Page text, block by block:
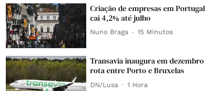
Criação de empresas em Portugal
cai 4,2% até julho
Nuno Braga 15 Minutos
Transavia inaugura em dezembro
rota entre Porto e Bruxelas
DN/Lusa 1 Hora